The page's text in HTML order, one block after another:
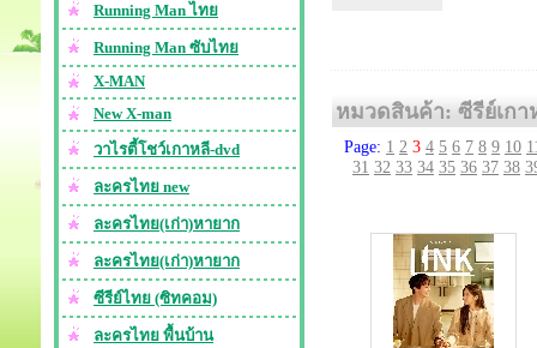
Running Man ไทย
Running Man ซับไทย
X-MAN
New X-man
วาไรตี้โชว์เกาหลี-dvd
ละครไทย new
ละครไทย(เก่า)หายาก
ละครไทย(เก่า)หายาก
ซีรีย์ไทย (ซิทคอม)
ละครไทย พื้นบ้าน
หมวดสินค้า: ซีรีย์เก
Page: 1 2 3 4 5 6 7 8 9 10
31 32 33 34 35 36 37 38